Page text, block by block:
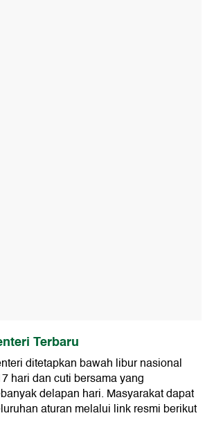
Terbaru
ditetapkan bawah libur nasional
hari dan cuti bersama yang
delapan hari. Masyarakat dapat
aturan melalui link resmi berikut